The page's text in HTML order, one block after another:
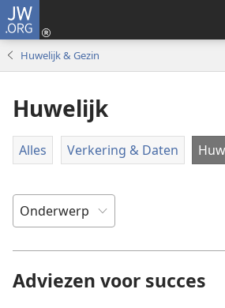
JW.ORG
Huwelijk & Gezin
Huwelijk
Alles Verkering & Daten
Adviezen voor succes